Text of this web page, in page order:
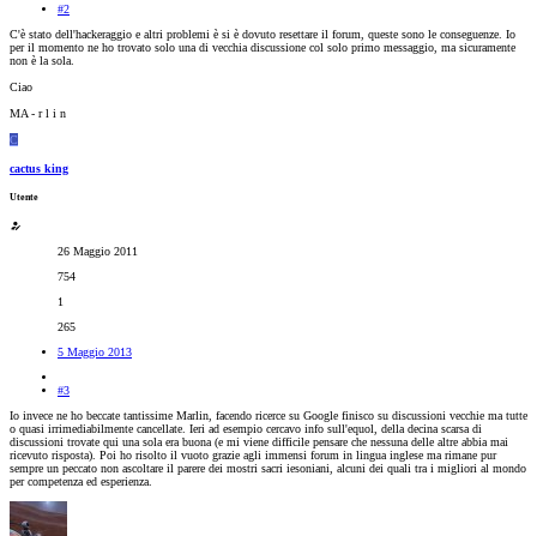
#2
C'è stato dell'hackeraggio e altri problemi è si è dovuto resettare il forum, queste sono le conseguenze. Io
per il momento ne ho trovato solo una di vecchia discussione col solo primo messaggio, ma sicuramente
non è la sola.
Ciao
MA - r l i n
C
cactus king
Utente
26 Maggio 2011
754
1
265
5 Maggio 2013
#3
Io invece ne ho beccate tantissime Marlin, facendo ricerce su Google finisco su discussioni vecchie ma tutte
o quasi irrimediabilmente cancellate. Ieri ad esempio cercavo info sull'equol, della decina scarsa di
discussioni trovate qui una sola era buona (e mi viene difficile pensare che nessuna delle altre abbia mai
ricevuto risposta). Poi ho risolto il vuoto grazie agli immensi forum in lingua inglese ma rimane pur
sempre un peccato non ascoltare il parere dei mostri sacri iesoniani, alcuni dei quali tra i migliori al mondo
per competenza ed esperienza.